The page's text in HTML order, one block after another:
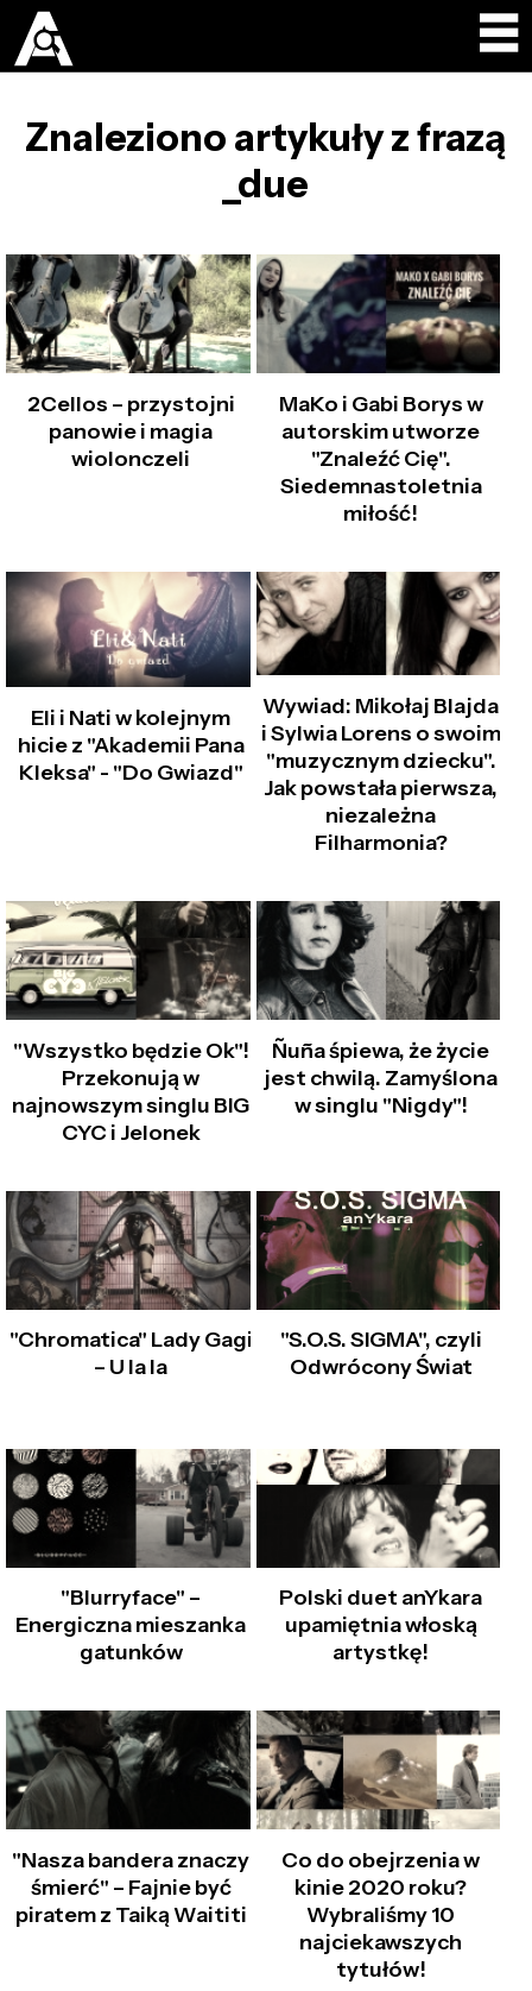
Znaleziono artykuły z frazą
_due
2Cellos – przystojni
panowie i magia
wiolonczeli
MaKo i Gabi Borys w
autorskim utworze
"Znaleźć Cię".
Siedemnastoletnia
miłość!
Eli i Nati w kolejnym
hicie z "Akademii Pana
Kleksa" - "Do Gwiazd"
Wywiad: Mikołaj Blajda
i Sylwia Lorens o swoim
"muzycznym dziecku".
Jak powstała pierwsza,
niezależna
Filharmonia?
"Wszystko będzie Ok"!
Przekonują w
najnowszym singlu BIG
CYC i Jelonek
Ñuña śpiewa, że życie
jest chwilą. Zamyślona
w singlu "Nigdy"!
"Chromatica" Lady Gagi
– U la la
"S.O.S. SIGMA", czyli
Odwrócony Świat
"Blurryface" –
Energiczna mieszanka
gatunków
Polski duet anYkara
upamiętnia włoską
artystkę!
"Nasza bandera znaczy
śmierć" – Fajnie być
piratem z Taiką Waititi
Co do obejrzenia w
kinie 2020 roku?
Wybraliśmy 10
najciekawszych
tytułów!